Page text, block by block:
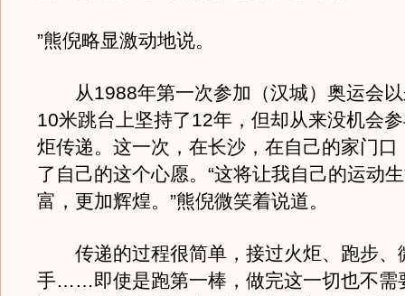
”熊倪略显激动地说。
从1988年第一次参加（汉城）奥运会以
10米跳台上坚持了12年，但却从来没机会
炬传递。这一次，在长沙，在自己的家门口
了自己的这个心愿。“这将让我自己的运动
富，更加辉煌。”熊倪微笑着说道。
传递的过程很简单，接过火炬、跑步、
手……即使是跑第一棒，做完这一切也不需